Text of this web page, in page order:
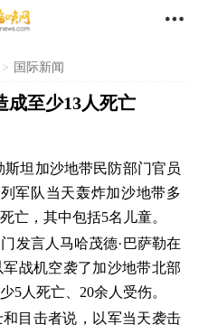

> 国际新闻
成至少13人死亡
斯坦加沙地带民防部门官员
军队当天轰炸加沙地带多
亡，其中包括5名儿童。
发言人马哈茂德·巴萨勒在
战机空袭了加沙地带北部
5人死亡、20余人受伤。
目击者说，以军当天袭击